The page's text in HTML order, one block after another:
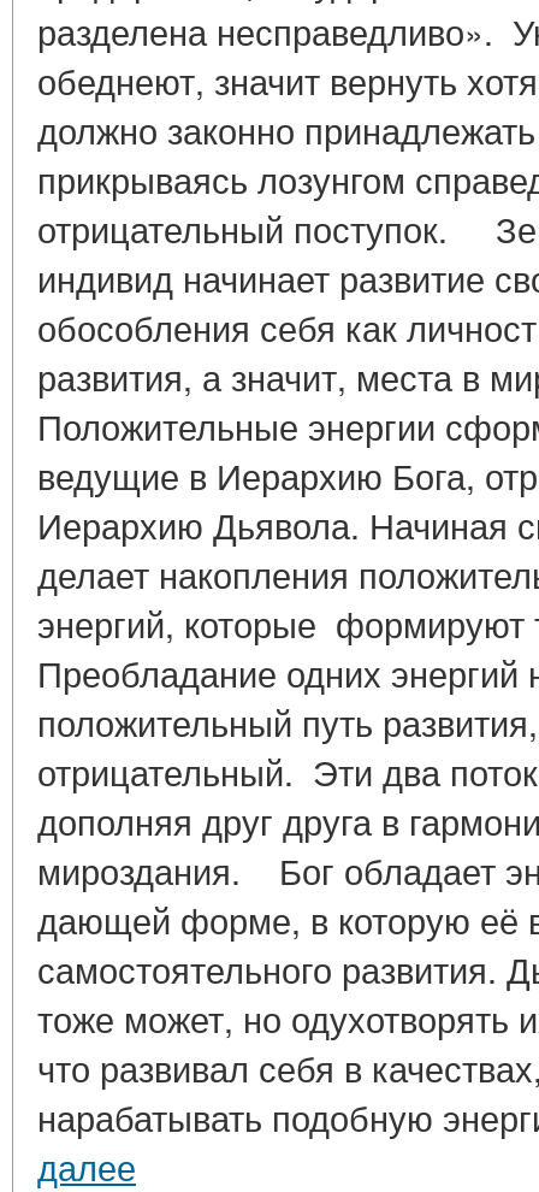
разделена несправедливо».
обеднеют, значит вернуть
должно законно
прикрываясь лозунгом
отрицательный поступок.
индивид начинает развитие
обособления себя как
развития, а значит, места в
Положительные энергии
ведущие в Иерархию Бога,
Иерархию Дьявола. Начиная
делает накопления
энергий, которые формируют
Преобладание одних энергий
положительный путь
отрицательный. Эти два
дополняя друг друга в
мироздания. Бог обладает
дающей форме, в которую её
самостоятельного развития.
тоже может, но одухотворять
что развивал себя в
нарабатывать подобную
далее